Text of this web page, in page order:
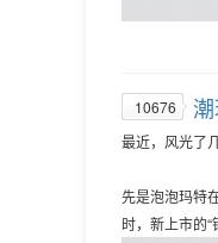
10676
最近，风光了
先是泡泡玛特
时，新上市的“